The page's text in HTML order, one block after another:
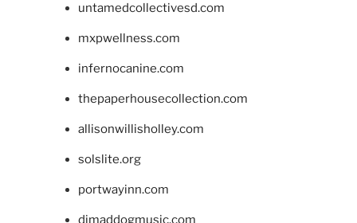
untamedcollectivesd.com
mxpwellness.com
infernocanine.com
thepaperhousecollection.com
allisonwillisholley.com
solslite.org
portwayinn.com
djmaddogmusic.com